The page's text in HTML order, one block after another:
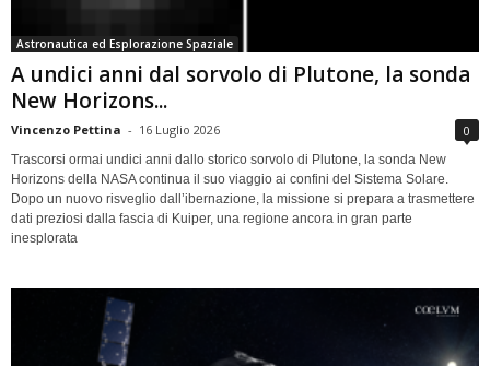
Astronautica ed Esplorazione Spaziale
A undici anni dal sorvolo di Plutone, la sonda
New Horizons...
Vincenzo Pettina - 16 Luglio 2026 0
Trascorsi ormai undici anni dallo storico sorvolo di Plutone, la sonda New
Horizons della NASA continua il suo viaggio ai confini del Sistema Solare.
Dopo un nuovo risveglio dall’ibernazione, la missione si prepara a trasmettere
dati preziosi dalla fascia di Kuiper, una regione ancora in gran parte
inesplorata